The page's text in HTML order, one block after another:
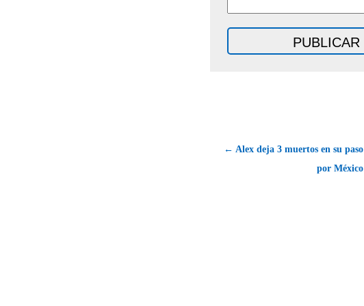
← Alex deja 3 muertos en su paso
por México